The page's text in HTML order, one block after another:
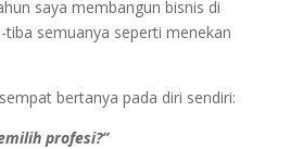
saya membangun bisnis di
semuanya seperti menekan
bertanya pada diri sendiri:
profesi?”